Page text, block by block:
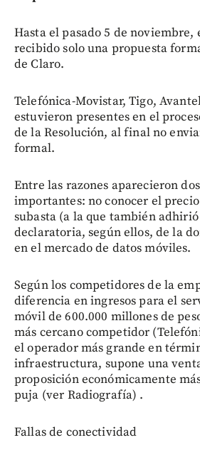
Hasta el pasado 5 de
recibido solo una propuesta
de Claro.
Telefónica-Movistar, Tigo,
estuvieron presentes en el
de la Resolución, al final no
formal.
Entre las razones aparecieron
importantes: no conocer el
subasta (a la que también
declaratoria, según ellos, de la
en el mercado de datos móviles.
Según los competidores de la
diferencia en ingresos para el
móvil de 600.000 millones de
más cercano competidor
el operador más grande en
infraestructura, supone una
proposición económicamente
puja (ver Radiografía) .
Fallas de conectividad